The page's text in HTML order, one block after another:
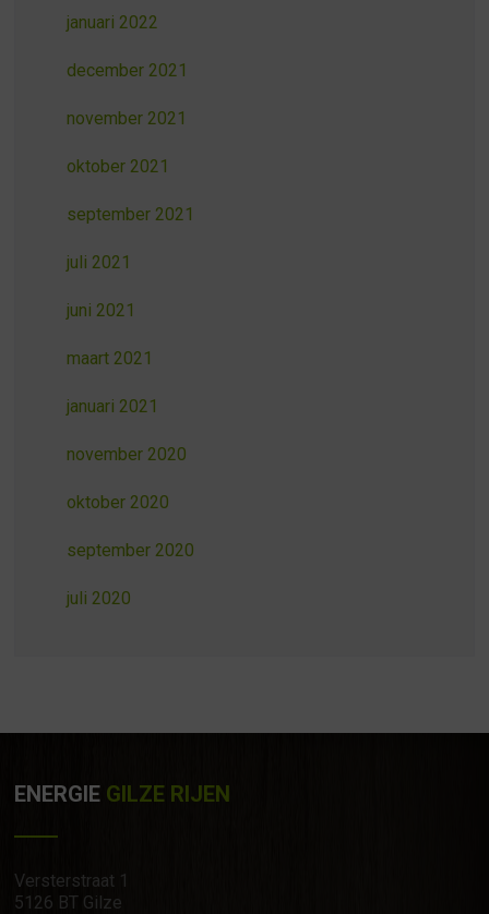
januari 2022
december 2021
november 2021
oktober 2021
september 2021
juli 2021
juni 2021
maart 2021
januari 2021
november 2020
oktober 2020
september 2020
juli 2020
ENERGIE GILZE RIJEN
Versterstraat 1
5126 BT Gilze